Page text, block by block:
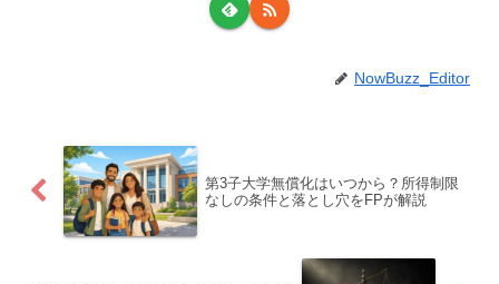
NowBuzz_Editor
第3子大学無償化はいつから？所得制限
なしの条件と落とし穴をFPが解説